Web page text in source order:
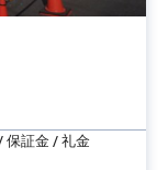
保証金 / 礼金